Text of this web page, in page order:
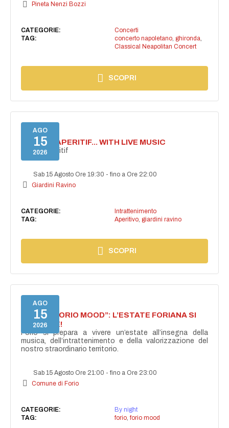
Pineta Nenzi Bozzi
CATEGORIE:
Concerti
TAG:
concerto napoletano, ghironda,
Classical Neapolitan Concert
SCOPRI
AGO
15
2026
SECRET APERITIF... WITH LIVE MUSIC
Secret aperitif
Sab 15 Agosto Ore 19:30 -fino a Ore 22:00
Giardini Ravino
CATEGORIE:
Intrattenimento
TAG:
Aperitivo, giardini ravino
SCOPRI
AGO
15
2026
NASCE “FORIO MOOD”: L’ESTATE FORIANA SI
ACCENDE!
Forio si prepara a vivere un’estate all’insegna della
musica, dell’intrattenimento e della valorizzazione del
nostro straordinario territorio.
Sab 15 Agosto Ore 21:00 -fino a Ore 23:00
Comune di Forio
CATEGORIE:
By night
TAG:
forio, forio mood